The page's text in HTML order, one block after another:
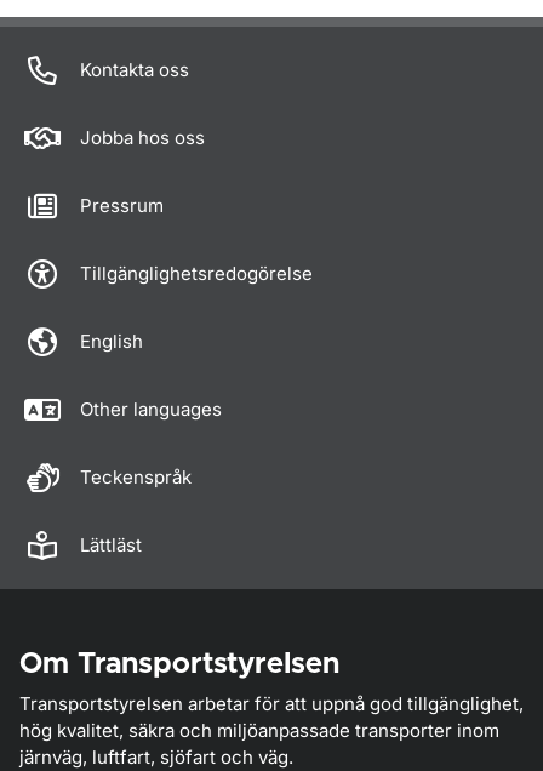
Om sidan
Kontakta oss
Jobba hos oss
Pressrum
Tillgänglighetsredogörelse
English
Other languages
Teckenspråk
Lättläst
Om Transportstyrelsen
Transportstyrelsen arbetar för att uppnå god tillgänglighet,
hög kvalitet, säkra och miljöanpassade transporter inom
järnväg, luftfart, sjöfart och väg.